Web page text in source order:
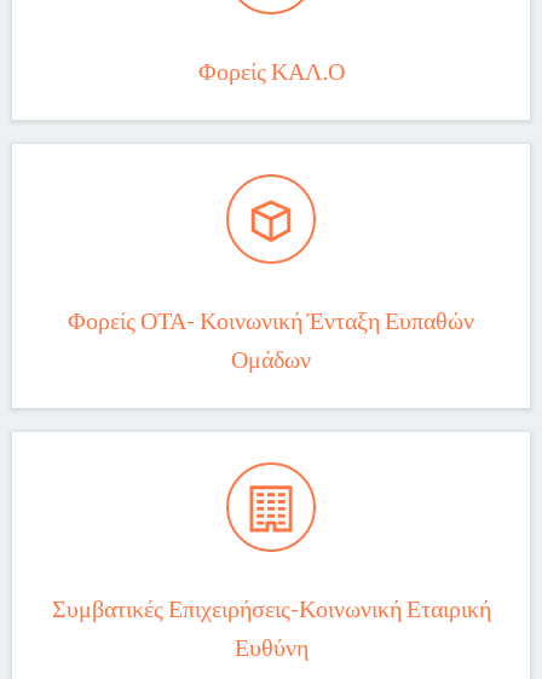
Φορείς ΚΑΛ.Ο
Φορείς ΟΤΑ- Κοινωνική Ένταξη Ευπαθών
Ομάδων
Συμβατικές Επιχειρήσεις-Κοινωνική Εταιρική
Ευθύνη